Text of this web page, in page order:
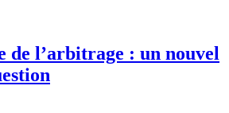
de l’arbitrage : un nouvel